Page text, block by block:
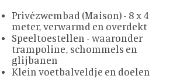
Privézwembad (Maison) - 8 x 4
meter, verwarmd en overdekt
Speeltoestellen - waaronder
trampoline, schommels en
glijbanen
Klein voetbalveldje en doelen